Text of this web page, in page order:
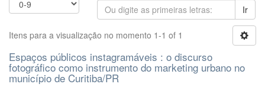
Ir
Itens para a visualização no momento 1-1 of 1
Espaços públicos instagramáveis : o discurso
fotográfico como instrumento do marketing urbano no
município de Curitiba/PR